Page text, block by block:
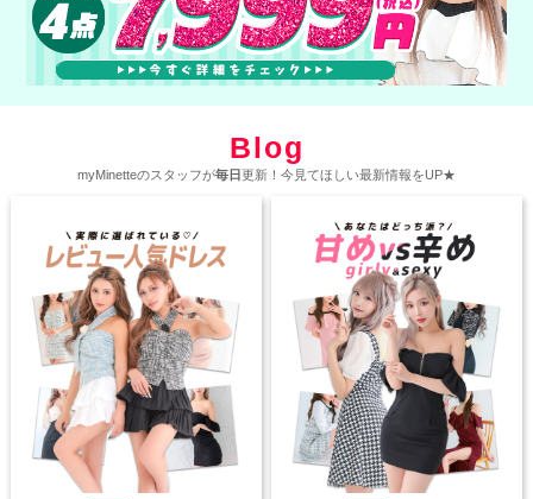
Blog
myMinetteのスタッフが毎日 更新！今見てほしい最新情報をUP★